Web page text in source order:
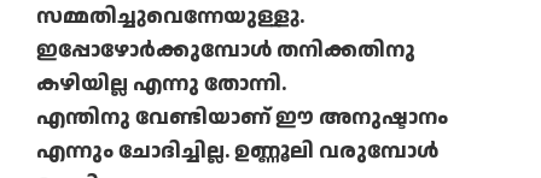
സമ്മതിച്ചുവെന്നേയുള്ളു.
ഇപ്പോഴോർക്കുമ്പോൾ തനിക്കതിനു
കഴിയില്ല എന്നു തോന്നി.
എന്തിനു വേണ്ടിയാണ്‌ ഈ അനുഷ്ടാനം
എന്നും ചോദിച്ചില്ല. ഉണ്ണൂലി വരുമ്പോൾ